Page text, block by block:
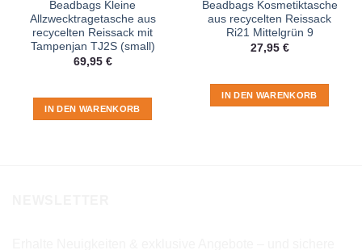
Beadbags Kleine
Allzwecktragetasche aus
recycelten Reissack mit
Tampenjan TJ2S (small)
69,95 €
IN DEN WARENKORB
Beadbags Kosmetiktasche
aus recycelten Reissack
Ri21 Mittelgrün 9
27,95 €
IN DEN WARENKORB